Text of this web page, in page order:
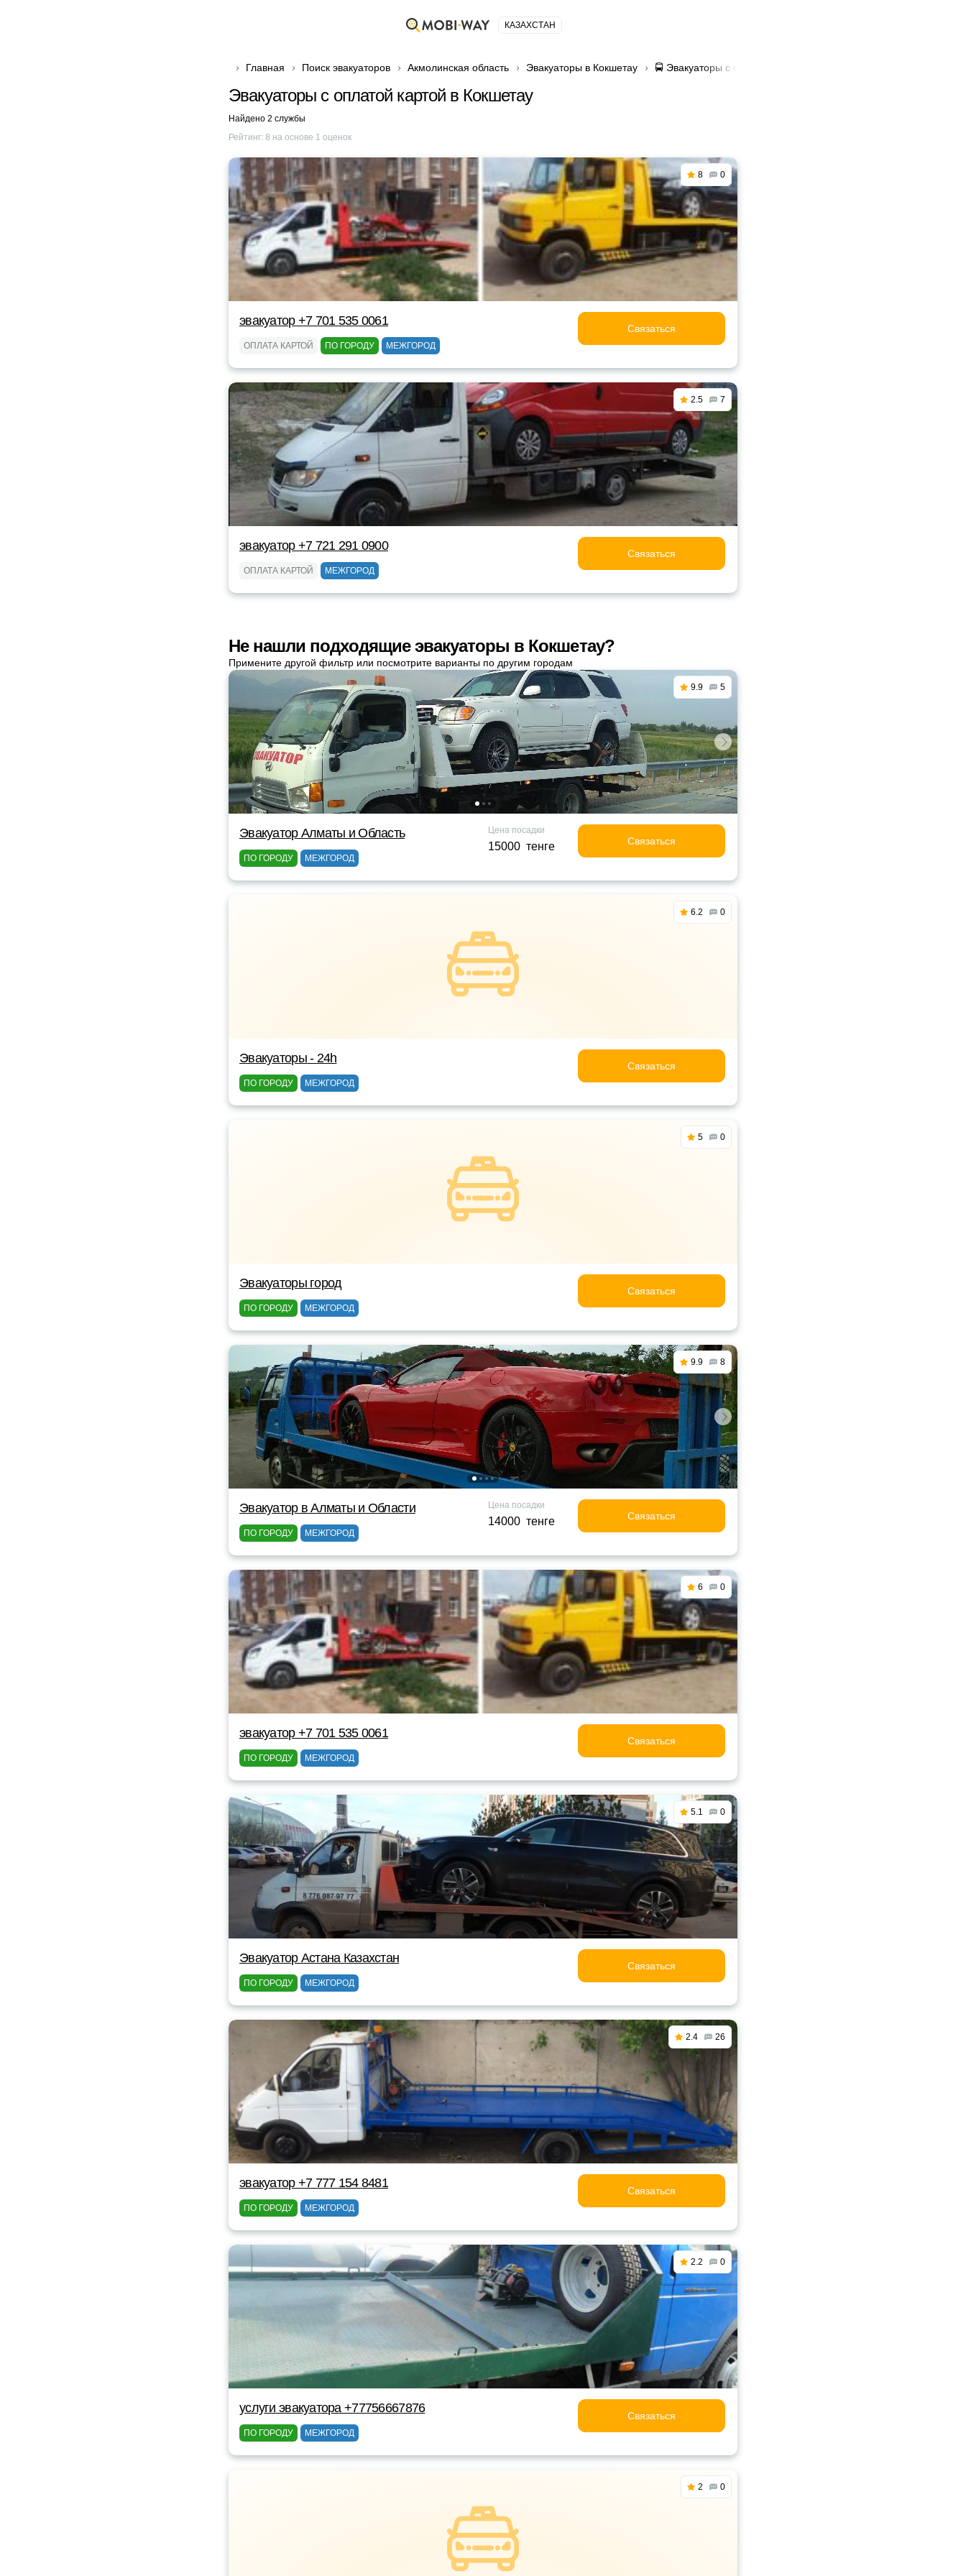
КАЗАХСТАН
Главная Поиск эвакуаторов Акмолинская область Эвакуаторы в Кокшетау 🚍 Эвакуаторы с оплатой картой в Кокшетау
Эвакуаторы с оплатой картой в Кокшетау
Найдено 2 службы
Рейтинг: 8 на основе 1 оценок
8 0
эвакуатор +7 701 535 0061
ОПЛАТА КАРТОЙ ПО ГОРОДУ МЕЖГОРОД
Связаться
2.5 7
эвакуатор +7 721 291 0900
ОПЛАТА КАРТОЙ МЕЖГОРОД
Связаться
Не нашли подходящие эвакуаторы в Кокшетау?
Примените другой фильтр или посмотрите варианты по другим городам
9.9 5
Эвакуатор Алматы и Область
ПО ГОРОДУ МЕЖГОРОД
Цена посадки
15000 тенге Связаться
6.2 0
Эвакуаторы - 24h
ПО ГОРОДУ МЕЖГОРОД
Связаться
5 0
Эвакуаторы город
ПО ГОРОДУ МЕЖГОРОД
Связаться
9.9 8
Эвакуатор в Алматы и Области
ПО ГОРОДУ МЕЖГОРОД
Цена посадки
14000 тенге Связаться
6 0
эвакуатор +7 701 535 0061
ПО ГОРОДУ МЕЖГОРОД
Связаться
5.1 0
Эвакуатор Астана Казахстан
ПО ГОРОДУ МЕЖГОРОД
Связаться
2.4 26
эвакуатор +7 777 154 8481
ПО ГОРОДУ МЕЖГОРОД
Связаться
2.2 0
услуги эвакуатора +77756667876
ПО ГОРОДУ МЕЖГОРОД
Связаться
2 0